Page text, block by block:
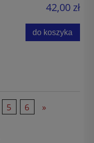
42,00 zł
do koszyka
5 6 »